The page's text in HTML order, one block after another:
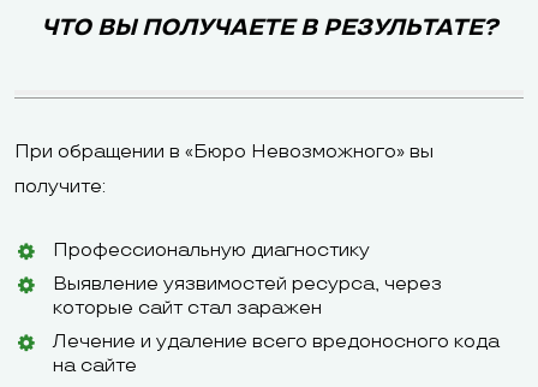
ЧТО ВЫ ПОЛУЧАЕТЕ В РЕЗУЛЬТАТЕ?
При обращении в «Бюро Невозможного» вы
получите:
Профессиональную диагностику
Выявление уязвимостей ресурса, через
которые сайт стал заражен
Лечение и удаление всего вредоносного кода
на сайте